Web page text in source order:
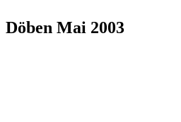
Döben Mai 2003